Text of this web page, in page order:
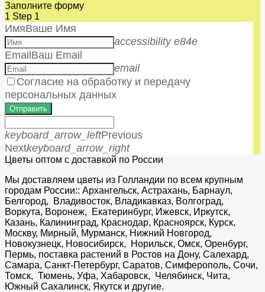
Заполните форму
1 Step 1
ИмяВаше Имя
accessibility e84e
EmailВаш Email
email
Согласие на обработку и передачу
персональных данных
Отправить
keyboard_arrow_leftPrevious
Nextkeyboard_arrow_right
Цветы оптом с доставкой по России
Мы доставляем цветы из Голландии по всем крупным
городам России:: Архангельск, Астрахань, Барнаул,
Белгород, Владивосток, Владикавказ, Волгоград,
Воркута, Воронеж, Екатеринбург, Ижевск, Иркутск,
Казань, Калининград, Краснодар, Красноярск, Курск,
Москву, Мирный, Мурманск, Нижний Новгород,
Новокузнецк, Новосибирск, Норильск, Омск, Оренбург,
Пермь, поставка растений в Ростов на Дону, Салехард,
Самара, Санкт-Петербург, Саратов, Симферополь, Сочи,
Томск, Тюмень, Уфа, Хабаровск, Челябинск, Чита,
Южный Сахалинск, Якутск и другие.